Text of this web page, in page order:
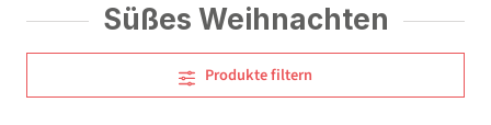
Süßes Weihnachten
Produkte filtern